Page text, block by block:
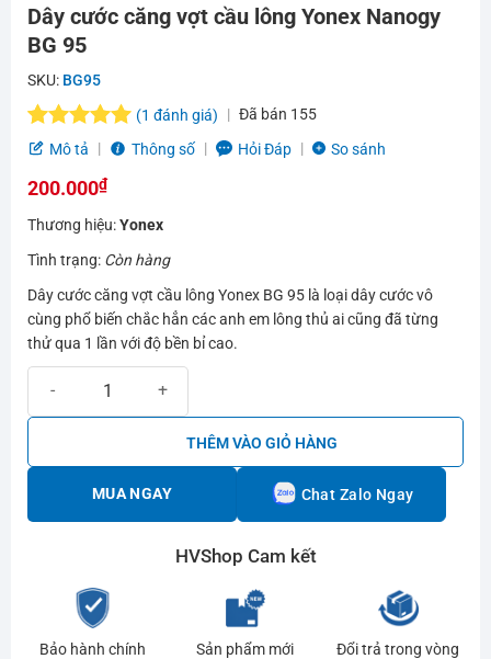
Dây cước căng vợt cầu lông Yonex Nanogy
BG 95
SKU: BG95
5.0trên 5
1
đánh giá
(1 đánh giá) Đã bán 155
Mô tả
Thông số Hỏi Đáp So sánh
200.000₫
Thương hiệu:Yonex
Tình trạng: Còn hàng
Dây cước căng vợt cầu lông Yonex BG 95 là loại dây cước vô
cùng phổ biến chắc hẳn các anh em lông thủ ai cũng đã từng
thử qua 1 lần với độ bền bỉ cao.
THÊM VÀO GIỎ HÀNG
MUA NGAY Chat Zalo Ngay
HVShop Cam kết
Bảo hành chính
Sản phẩm mới
Đổi trả trong vòng